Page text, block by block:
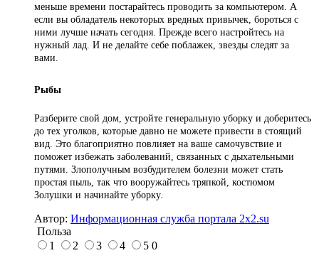
меньше времени постарайтесь проводить за компьютером. А
если вы обладатель некоторых вредных привычек, бороться с
ними лучше начать сегодня. Прежде всего настройтесь на
нужный лад. И не делайте себе поблажек, звезды следят за
вами.
Рыбы
Разберите свой дом, устройте генеральную уборку и доберитесь
до тех уголков, которые давно не можете привести в стоящий
вид. Это благоприятно повлияет на ваше самочувствие и
поможет избежать заболеваний, связанных с дыхательными
путями. Злополучным возбудителем болезни может стать
простая пыль, так что вооружайтесь тряпкой, костюмом
Золушки и начинайте уборку.
Автор: Информационная служба портала 2x2.su
Польза
1
2 3 4 5 0